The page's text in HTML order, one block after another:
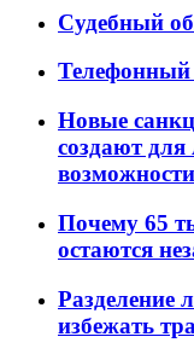
Судебный
Телефонный
Новые
создают
возможности
Почему 65
остаются
Разделение
избежать